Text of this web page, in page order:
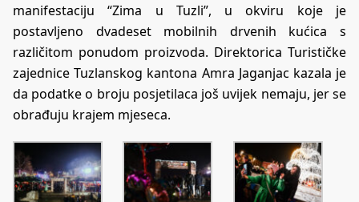
manifestaciju “Zima u Tuzli”, u okviru koje je
postavljeno dvadeset mobilnih drvenih kućica s
različitom ponudom proizvoda. Direktorica Turističke
zajednice Tuzlanskog kantona Amra Jaganjac kazala je
da podatke o broju posjetilaca još uvijek nemaju, jer se
obrađuju krajem mjeseca.